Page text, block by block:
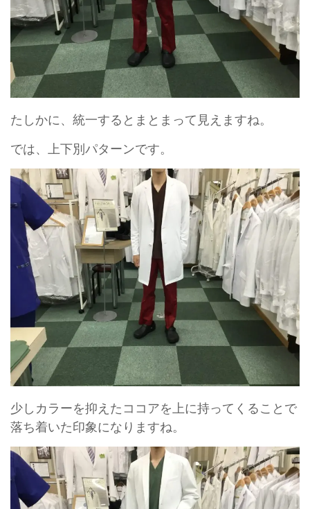
たしかに、統一するとまとまって見えますね。
では、上下別パターンです。
少しカラーを抑えたココアを上に持ってくることで
落ち着いた印象になりますね。